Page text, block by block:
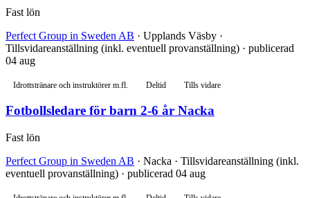
Fast lön
Perfect Group in Sweden AB · Upplands Väsby ·
Tillsvidareanställning (inkl. eventuell provanställning) · publicerad
04 aug
Idrottstränare och instruktörer m.fl. Deltid Tills vidare
Fotbollsledare för barn 2-6 år Nacka
Fast lön
Perfect Group in Sweden AB · Nacka · Tillsvidareanställning (inkl.
eventuell provanställning) · publicerad 04 aug